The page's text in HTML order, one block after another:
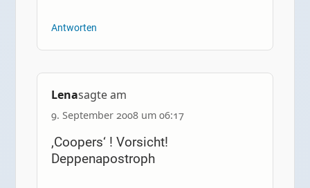
Antworten
Lenasagte am
9. September 2008 um 06:17
‚Coopers‘ ! Vorsicht!
Deppenapostroph